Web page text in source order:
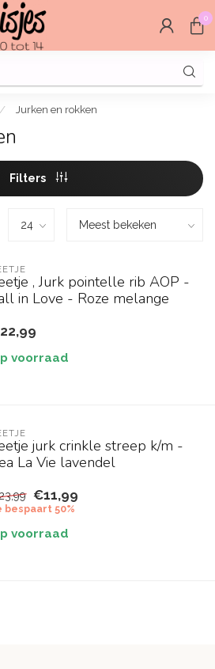
0
/ Jurken en rokken
Filters
, Jurk pointelle rib AOP -
in Love - Roze melange
voorraad
jurk crinkle streep k/m -
La Vie lavendel
€11,99
bespaart 50%
voorraad